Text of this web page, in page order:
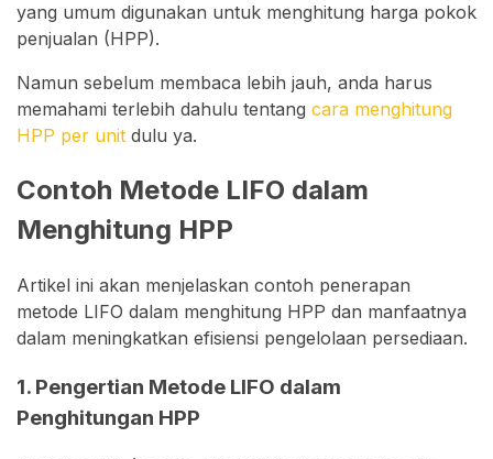
yang umum digunakan untuk menghitung harga pokok
penjualan (HPP).
Namun sebelum membaca lebih jauh, anda harus
memahami terlebih dahulu tentang cara menghitung
HPP per unit dulu ya.
Contoh Metode LIFO dalam
Menghitung HPP
Artikel ini akan menjelaskan contoh penerapan
metode LIFO dalam menghitung HPP dan manfaatnya
dalam meningkatkan efisiensi pengelolaan persediaan.
1. Pengertian Metode LIFO dalam
Penghitungan HPP